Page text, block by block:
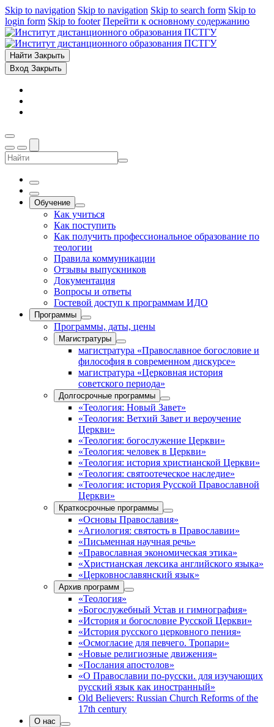
Skip to navigation Skip to navigation Skip to search form Skip to
login form Skip to footer Перейти к основному содержанию
Найти Закрыть
Вход Закрыть
Обучение
Как учиться
Как поступить
Как получить профессиональное образование по
теологии
Правила коммуникации
Отзывы выпускников
Документация
Вопросы и ответы
Гостевой доступ к программам ИДО
Программы
Программы, даты, цены
Магистратуры
магистратура «Православное богословие и
философия в современном дискурсе»
магистратура «Церковная история
советского периода»
Долгосрочные программы
«Теология: Новый Завет»
«Теология: Ветхий Завет и вероучение
Церкви»
«Теология: богослужение Церкви»
«Теология: человек в Церкви»
«Теология: история христианской Церкви»
«Теология: святоотеческое наследие»
«Теология: история Русской Православной
Церкви»
Краткосрочные программы
«Основы Православия»
«Агиология: святость в Православии»
«Письменная научная речь»
«Православная экономическая этика»
«Христианская лексика английского языка»
«Церковнославянский язык»
Архив программ
«Теология»
«Богослужебный Устав и гимнография»
«История и богословие Русской Церкви»
«История русского церковного пения»
«Осмогласие для певчего. Тропари»
«Новые религиозные движения»
«Послания апостолов»
«О Православии по-русски. для изучающих
русский язык как иностранный»
Old Believers: Russian Church Reforms of the
17th century
О нас